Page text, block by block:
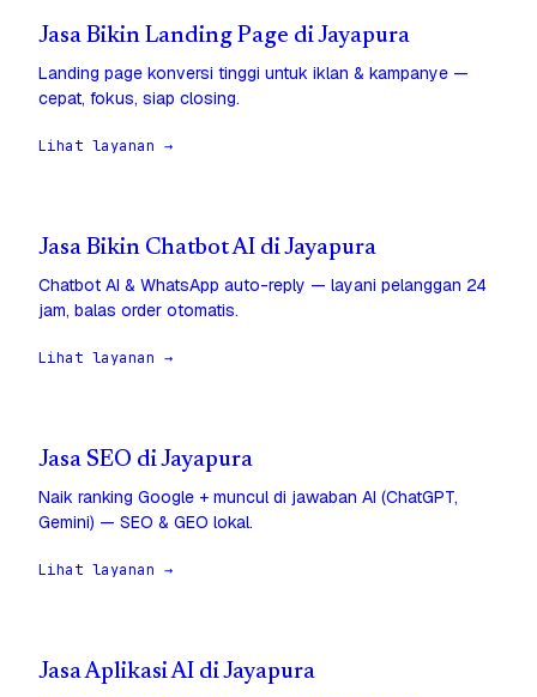
Jasa Bikin Landing Page di Jayapura
Landing page konversi tinggi untuk iklan & kampanye —
cepat, fokus, siap closing.
Lihat layanan →
Jasa Bikin Chatbot AI di Jayapura
Chatbot AI & WhatsApp auto-reply — layani pelanggan 24
jam, balas order otomatis.
Lihat layanan →
Jasa SEO di Jayapura
Naik ranking Google + muncul di jawaban AI (ChatGPT,
Gemini) — SEO & GEO lokal.
Lihat layanan →
Jasa Aplikasi AI di Jayapura